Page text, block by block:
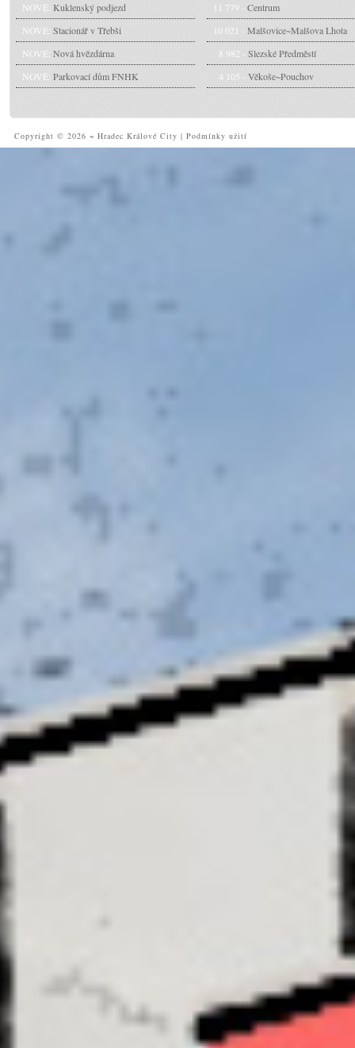
NOVÉ: Kuklenský podjezd
NOVÉ: Stacionář v Třebši
NOVÉ: Nová hvězdárna
NOVÉ: Parkovací dům FNHK
11 779 - Centrum
10 021 - Malšovice~Malšova Lhota
8 982 - Slezské Předměstí
4 105 - Věkoše~Pouchov
Copyright © 2026 ~ Hradec Králové City | Podmínky užití